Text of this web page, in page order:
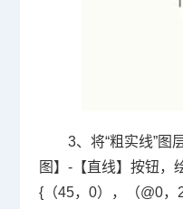
3、将“粗实线”图
图】-【直线】按钮，
{（45，0），（@0，